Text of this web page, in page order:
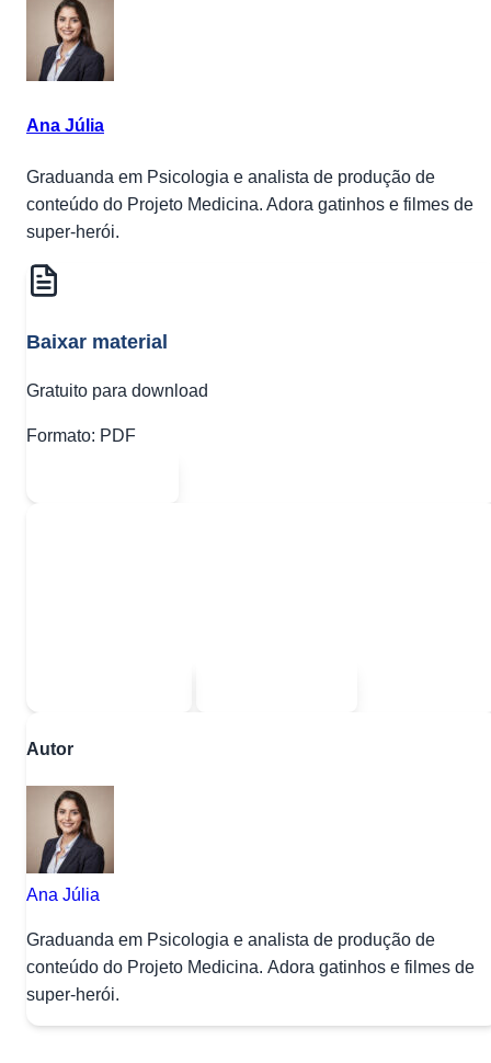
Ana Júlia
Graduanda em Psicologia e analista de produção de
conteúdo do Projeto Medicina. Adora gatinhos e filmes de
super-herói.
Baixar material
Gratuito para download
Formato: PDF
Autor
Ana Júlia
Graduanda em Psicologia e analista de produção de
conteúdo do Projeto Medicina. Adora gatinhos e filmes de
super-herói.